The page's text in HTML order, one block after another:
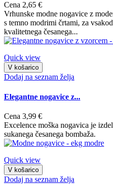
Cena 2,65 €
Vrhunske modne nogavice z
s temno modrimi črtami, za
kvalitetnega česanega...
Quick view
V košarico
Dodaj na seznam želja
Elegantne nogavice z...
Cena 3,99 €
Excelence moška nogavica je
sukanega česanega bombaža.
Quick view
V košarico
Dodaj na seznam želja